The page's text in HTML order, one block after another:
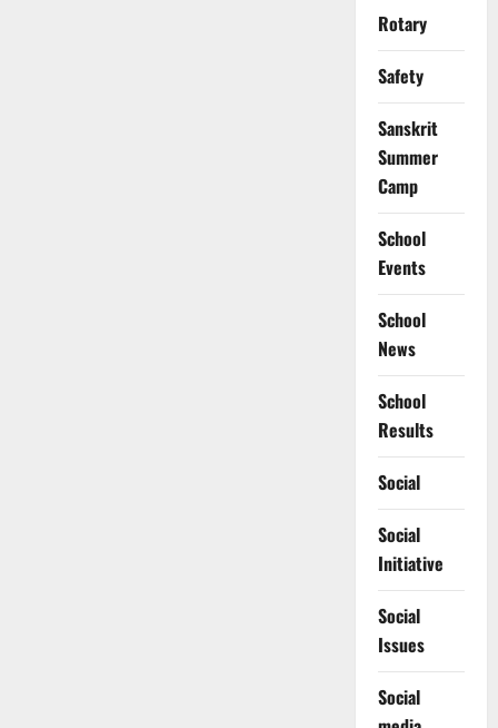
Rotary
Safety
Sanskrit
Summer
Camp
School
Events
School
News
School
Results
Social
Social
Initiative
Social
Issues
Social